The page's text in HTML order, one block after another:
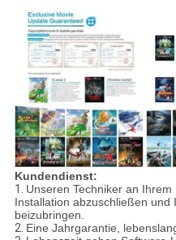
Kundendienst:
1. Unseren Techniker an
Installation abzuschließen und
beizubringen.
2. Eine Jahrgarantie,